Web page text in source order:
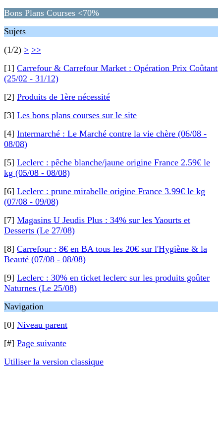
Bons Plans Courses <70%
Sujets
(1/2) > >>
[1] Carrefour & Carrefour Market : Opération Prix Coûtant
(25/02 - 31/12)
[2] Produits de 1ère nécessité
[3] Les bons plans courses sur le site
[4] Intermarché : Le Marché contre la vie chère (06/08 -
08/08)
[5] Leclerc : pêche blanche/jaune origine France 2.59€ le
kg (05/08 - 08/08)
[6] Leclerc : prune mirabelle origine France 3.99€ le kg
(07/08 - 09/08)
[7] Magasins U Jeudis Plus : 34% sur les Yaourts et
Desserts (Le 27/08)
[8] Carrefour : 8€ en BA tous les 20€ sur l'Hygiène & la
Beauté (07/08 - 08/08)
[9] Leclerc : 30% en ticket leclerc sur les produits goûter
Naturnes (Le 25/08)
Navigation
[0] Niveau parent
[#] Page suivante
Utiliser la version classique